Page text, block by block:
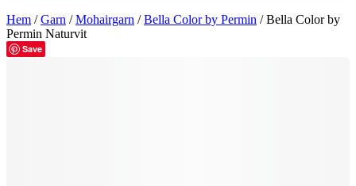
Hem /Garn /Mohairgarn /Bella Color by Permin / Bella Color by
Permin Naturvit
Save